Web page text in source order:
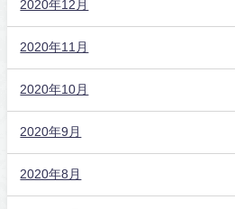
2020年12月
2020年11月
2020年10月
2020年9月
2020年8月